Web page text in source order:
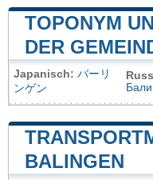
TOPONYM
DER
Japanisch: バーリ
ンゲン
BALINGEN